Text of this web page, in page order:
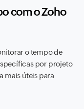
com o Zoho
o tempo de
por projeto
mais úteis para